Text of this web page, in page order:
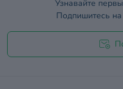
Узнавайте
Подпишитесь